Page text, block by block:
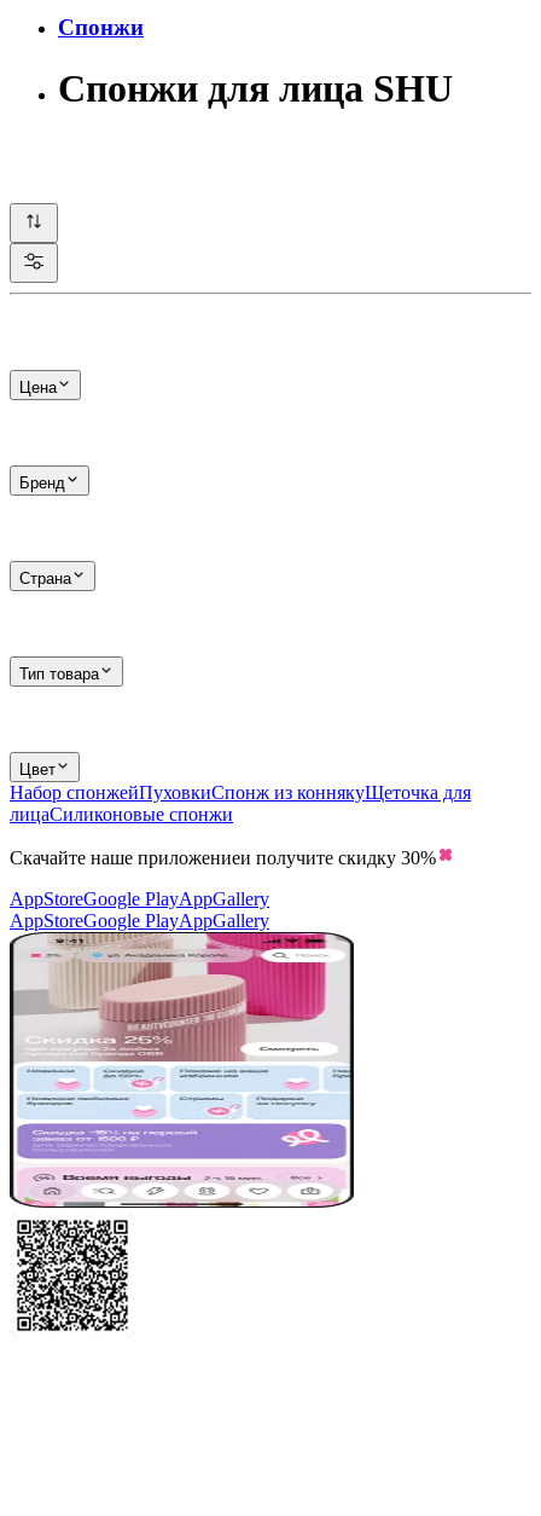
Спонжи
Спонжи для лица SHU
Цена
Бренд
Страна
Тип товара
Цвет
Набор спонжейПуховкиСпонж из коннякуЩеточка для
лицаСиликоновые спонжи
Скачайте наше приложениеи получите скидку 30%
AppStoreGoogle PlayAppGallery
AppStoreGoogle PlayAppGallery